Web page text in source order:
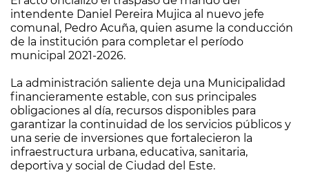
intendente Daniel Pereira Mujica al nuevo jefe
comunal, Pedro Acuña, quien asume la conducción
de la institución para completar el período
municipal 2021-2026.
La administración saliente deja una Municipalidad
financieramente estable, con sus principales
obligaciones al día, recursos disponibles para
garantizar la continuidad de los servicios públicos y
una serie de inversiones que fortalecieron la
infraestructura urbana, educativa, sanitaria,
deportiva y social de Ciudad del Este.